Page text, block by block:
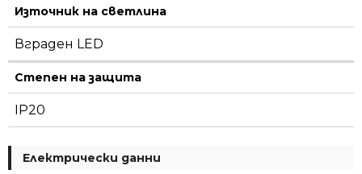
0138-
10
12W
660lm
24°
CRI90
Източник на светлина
Вграден LED
Степен на защита
IP20
Електрически данни